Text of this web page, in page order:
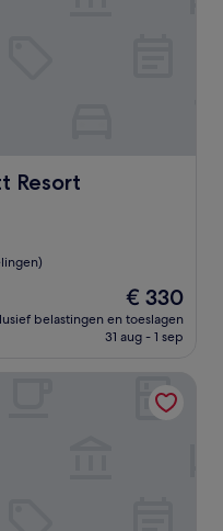
Resort
De
prijs
is
€ 330
belastingen en toeslagen
31 aug - 1 sep
Mile Beach Resort & Spa